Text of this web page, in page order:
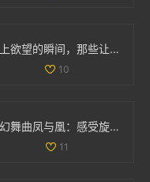
恋上欲望的瞬间，那些让人心跳加速的吻戏大盘点
10
梦幻舞曲凤与凰：感受旋律中的古典与现代交融
11